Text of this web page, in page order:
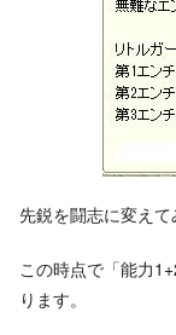
先鋭を闘志に変えて
この時点で「能力
ります。